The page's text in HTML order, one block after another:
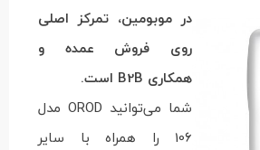
در موبومین، تمرکز اصلی
روی فروش عمده و
همکاری B2B است.
شما می‌توانید OROD مدل
106 را همراه با سایر